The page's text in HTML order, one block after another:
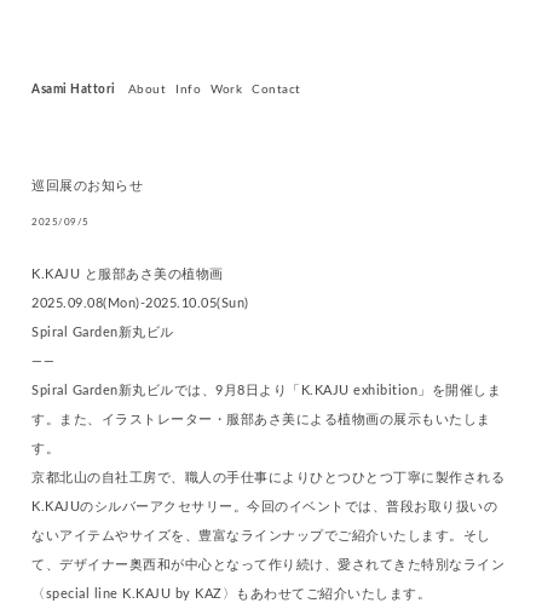
Asami Hattori About Info Work Contact
巡回展のお知らせ
2025/09/5
K.KAJU と服部あさ美の植物画
2025.09.08(Mon)-2025.10.05(Sun)
Spiral Garden新丸ビル
——
Spiral Garden新丸ビルでは、9月8日より「K.KAJU exhibition」を開催しま
す。また、イラストレーター・服部あさ美による植物画の展示もいたしま
す。
京都北山の自社工房で、職人の手仕事によりひとつひとつ丁寧に製作される
K.KAJUのシルバーアクセサリー。今回のイベントでは、普段お取り扱いの
ないアイテムやサイズを、豊富なラインナップでご紹介いたします。そし
て、デザイナー奥西和が中心となって作り続け、愛されてきた特別なライン
〈special line K.KAJU by KAZ〉もあわせてご紹介いたします。